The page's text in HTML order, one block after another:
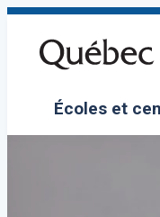
Aller
contenu
Écoles et
Ouvrir/